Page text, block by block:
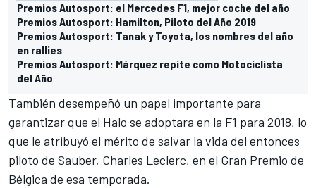
Premios Autosport: el Mercedes F1, mejor coche del año
Premios Autosport: Hamilton, Piloto del Año 2019
Premios Autosport: Tanak y Toyota, los nombres del año
en rallies
Premios Autosport: Márquez repite como Motociclista
del Año
También desempeñó un papel importante para
garantizar que el Halo se adoptara en la F1 para 2018, lo
que le atribuyó el mérito de salvar la vida del entonces
piloto de Sauber, Charles Leclerc, en el Gran Premio de
Bélgica de esa temporada.